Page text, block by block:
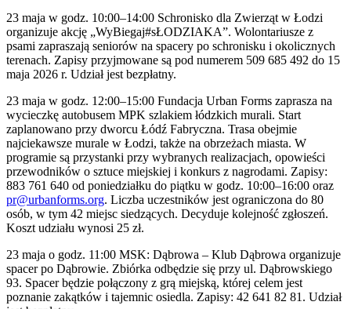
23 maja w godz. 10:00–14:00 Schronisko dla Zwierząt w Łodzi
organizuje akcję „WyBiegaj#sŁODZIAKA”. Wolontariusze z
psami zapraszają seniorów na spacery po schronisku i okolicznych
terenach. Zapisy przyjmowane są pod numerem 509 685 492 do 15
maja 2026 r. Udział jest bezpłatny.
23 maja w godz. 12:00–15:00 Fundacja Urban Forms zaprasza na
wycieczkę autobusem MPK szlakiem łódzkich murali. Start
zaplanowano przy dworcu Łódź Fabryczna. Trasa obejmie
najciekawsze murale w Łodzi, także na obrzeżach miasta. W
programie są przystanki przy wybranych realizacjach, opowieści
przewodników o sztuce miejskiej i konkurs z nagrodami. Zapisy:
883 761 640 od poniedziałku do piątku w godz. 10:00–16:00 oraz
pr@urbanforms.org. Liczba uczestników jest ograniczona do 80
osób, w tym 42 miejsc siedzących. Decyduje kolejność zgłoszeń.
Koszt udziału wynosi 25 zł.
23 maja o godz. 11:00 MSK: Dąbrowa – Klub Dąbrowa organizuje
spacer po Dąbrowie. Zbiórka odbędzie się przy ul. Dąbrowskiego
93. Spacer będzie połączony z grą miejską, której celem jest
poznanie zakątków i tajemnic osiedla. Zapisy: 42 641 82 81. Udział